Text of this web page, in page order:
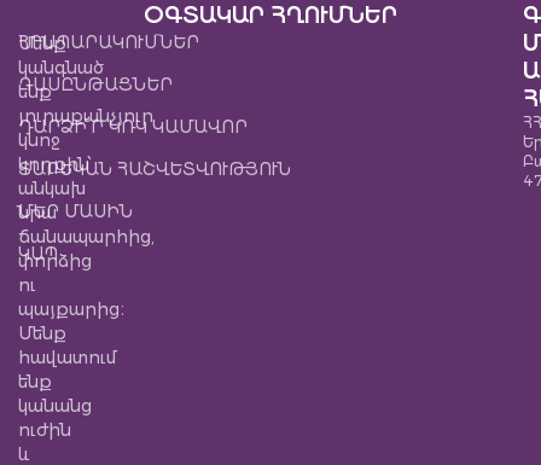
Մենք
կանգնած
ենք
յուրաքանչյուր
կնոջ
կողքին՝
անկախ
նրա
ճանապարհից,
փորձից
ու
պայքարից։
Մենք
հավատում
ենք
կանանց
ուժին
և
ՕԳՏԱԿԱՐ ՀՂՈՒՄՆԵՐ
ՀՐԱՊԱՐԱԿՈՒՄՆԵՐ
ԴԱՍԸՆԹԱՑՆԵՐ
ԴԱՐՁԻ՜Ր ԿՌԿ ԿԱՄԱՎՈՐ
ՏԱՐԵԿԱՆ ՀԱՇՎԵՏՎՈՒԹՅՈՒՆ
ՄԵՐ ՄԱՍԻՆ
ԿԱՊ